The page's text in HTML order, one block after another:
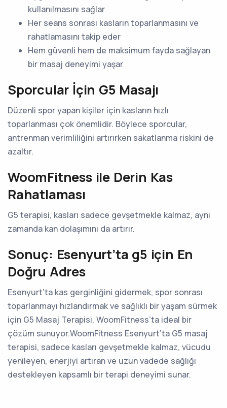
kullanılmasını sağlar
Her seans sonrası kasların toparlanmasını ve
rahatlamasını takip eder
Hem güvenli hem de maksimum fayda sağlayan
bir masaj deneyimi yaşar
Sporcular İçin G5 Masajı
Düzenli spor yapan kişiler için kasların hızlı
toparlanması çok önemlidir. Böylece sporcular,
antrenman verimliliğini artırırken sakatlanma riskini de
azaltır.
WoomFitness ile Derin Kas
Rahatlaması
G5 terapisi, kasları sadece gevşetmekle kalmaz, aynı
zamanda kan dolaşımını da artırır.
Sonuç: Esenyurt’ta g5 için En
Doğru Adres
Esenyurt’ta kas gerginliğini gidermek, spor sonrası
toparlanmayı hızlandırmak ve sağlıklı bir yaşam sürmek
için G5 Masaj Terapisi, WoomFitness’ta ideal bir
çözüm sunuyor.WoomFitness Esenyurt’ta G5 masaj
terapisi, sadece kasları gevşetmekle kalmaz, vücudu
yenileyen, enerjiyi artıran ve uzun vadede sağlığı
destekleyen kapsamlı bir terapi deneyimi sunar.